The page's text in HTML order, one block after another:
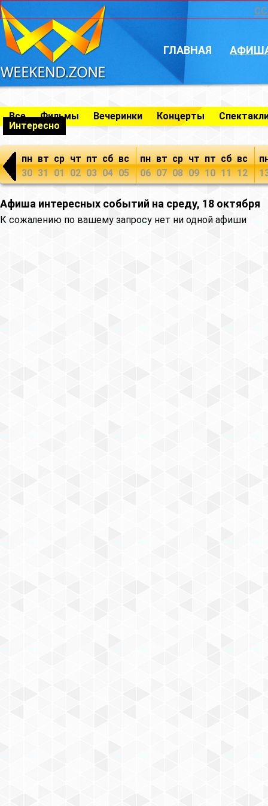
ГЛАВНАЯ
Все Фильмы Вечеринки Концерты
Интересно
пн
30
вт
31
ср
01
чт
02
пт
03
сб
04
вс
05
пн
06
вт
07
ср
08
чт
09
пт
10
сб
11
вс
12
Афиша интересных событий на среду, 18 октября
К сожалению по вашему запросу нет ни одной афиши